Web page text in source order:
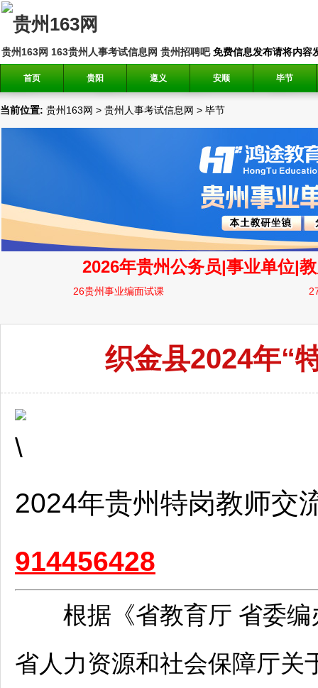
贵州163网 163贵州人事考试信息网 贵州招聘吧免费信息发布请将内容
首页 贵阳 遵义 安顺 毕节
当前位置: 贵州163网 > 贵州人事考试信息网 > 毕节
织金县2024年“
2024年贵州特岗教师交
914456428
根据《省教育厅 省委编
省人力资源和社会保障厅关